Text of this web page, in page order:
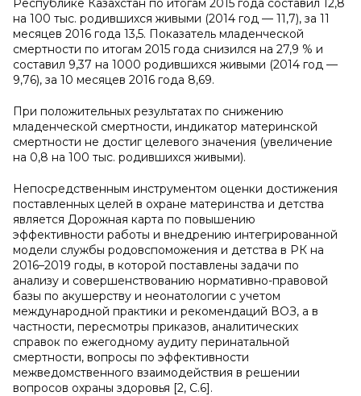
Республике Казахстан по итогам 2015 года составил 12,8
на 100 тыс. родившихся живыми (2014 год — 11,7), за 11
месяцев 2016 года 13,5. Показатель младенческой
смертности по итогам 2015 года снизился на 27,9 % и
составил 9,37 на 1000 родившихся живыми (2014 год —
9,76), за 10 месяцев 2016 года 8,69.
При положительных результатах по снижению
младенческой смертности, индикатор материнской
смертности не достиг целевого значения (увеличение
на 0,8 на 100 тыс. родившихся живыми).
Непосредственным инструментом оценки достижения
поставленных целей в охране материнства и детства
является Дорожная карта по повышению
эффективности работы и внедрению интегрированной
модели службы родовспоможения и детства в РК на
2016–2019 годы, в которой поставлены задачи по
анализу и совершенствованию нормативно-правовой
базы по акушерству и неонатологии с учетом
международной практики и рекомендаций ВОЗ, а в
частности, пересмотры приказов, аналитических
справок по ежегодному аудиту перинатальной
смертности, вопросы по эффективности
межведомственного взаимодействия в решении
вопросов охраны здоровья [2, С.6].